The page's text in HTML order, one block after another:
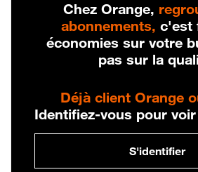
Chez Orange,
abonnements, c'est
économies sur votre
pas sur la
Déjà client Orange
Identifiez-vous pour
S'identifier